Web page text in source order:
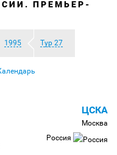
ПРЕМЬЕР-
1995 Тур 27
ЦСКА
Москва
Россия